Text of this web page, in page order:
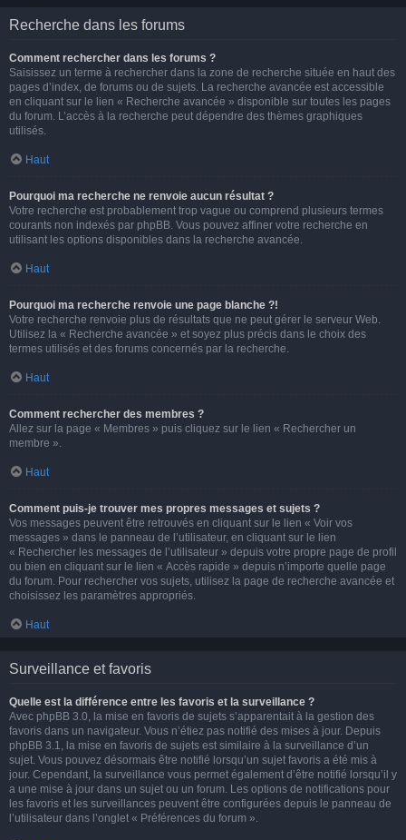
Recherche dans les forums
Comment rechercher dans les forums ?
Saisissez un terme à rechercher dans la zone de recherche située en haut des
pages d’index, de forums ou de sujets. La recherche avancée est accessible
en cliquant sur le lien « Recherche avancée » disponible sur toutes les pages
du forum. L’accès à la recherche peut dépendre des thèmes graphiques
utilisés.
Haut
Pourquoi ma recherche ne renvoie aucun résultat ?
Votre recherche est probablement trop vague ou comprend plusieurs termes
courants non indexés par phpBB. Vous pouvez affiner votre recherche en
utilisant les options disponibles dans la recherche avancée.
Haut
Pourquoi ma recherche renvoie une page blanche ?!
Votre recherche renvoie plus de résultats que ne peut gérer le serveur Web.
Utilisez la « Recherche avancée » et soyez plus précis dans le choix des
termes utilisés et des forums concernés par la recherche.
Haut
Comment rechercher des membres ?
Allez sur la page « Membres » puis cliquez sur le lien « Rechercher un
membre ».
Haut
Comment puis-je trouver mes propres messages et sujets ?
Vos messages peuvent être retrouvés en cliquant sur le lien « Voir vos
messages » dans le panneau de l’utilisateur, en cliquant sur le lien
« Rechercher les messages de l’utilisateur » depuis votre propre page de profil
ou bien en cliquant sur le lien « Accès rapide » depuis n’importe quelle page
du forum. Pour rechercher vos sujets, utilisez la page de recherche avancée et
choisissez les paramètres appropriés.
Haut
Surveillance et favoris
Quelle est la différence entre les favoris et la surveillance ?
Avec phpBB 3.0, la mise en favoris de sujets s’apparentait à la gestion des
favoris dans un navigateur. Vous n’étiez pas notifié des mises à jour. Depuis
phpBB 3.1, la mise en favoris de sujets est similaire à la surveillance d’un
sujet. Vous pouvez désormais être notifié lorsqu’un sujet favoris a été mis à
jour. Cependant, la surveillance vous permet également d’être notifié lorsqu’il y
a une mise à jour dans un sujet ou un forum. Les options de notifications pour
les favoris et les surveillances peuvent être configurées depuis le panneau de
l’utilisateur dans l’onglet « Préférences du forum ».